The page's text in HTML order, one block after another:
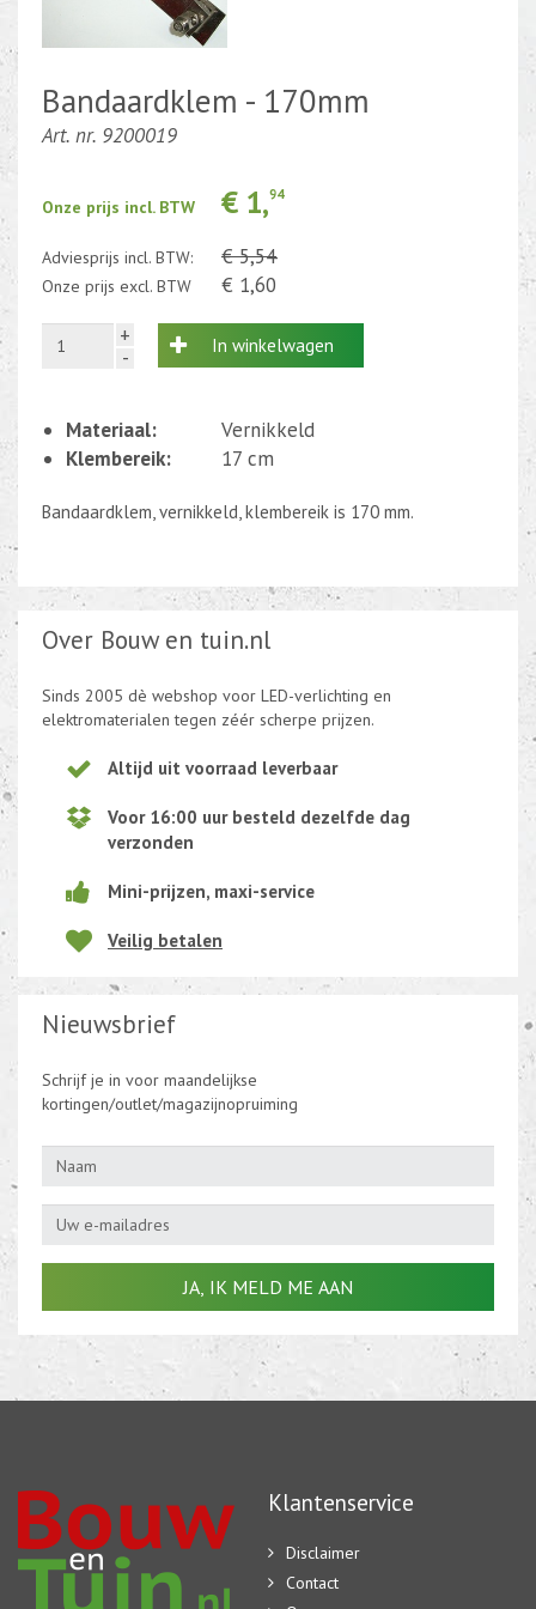
Kabel en draad
CEE-stekker-contra 380-230V
Beweging-Tijd-Rook Sensors
Outletdeals
Bulkverpakking
Bandaardklem - 170mm
Art. nr. 9200019
Onze prijs incl. BTW € 1,94
Adviesprijs incl. BTW: € 5,54
Onze prijs excl. BTW
€ 1,60
+
-
In winkelwagen
Materiaal:
Vernikkeld
Klembereik:
17 cm
Bandaardklem, vernikkeld, klembereik is 170 mm.
Over Bouw en tuin.nl
Sinds 2005 dè webshop voor LED-verlichting en
elektromaterialen tegen zéér scherpe prijzen.
Altijd uit voorraad leverbaar
Voor 16:00 uur besteld dezelfde dag
verzonden
Mini-prijzen, maxi-service
Veilig betalen
Nieuwsbrief
Schrijf je in voor maandelijkse
kortingen/outlet/magazijnopruiming
Klantenservice
Disclaimer
Contact